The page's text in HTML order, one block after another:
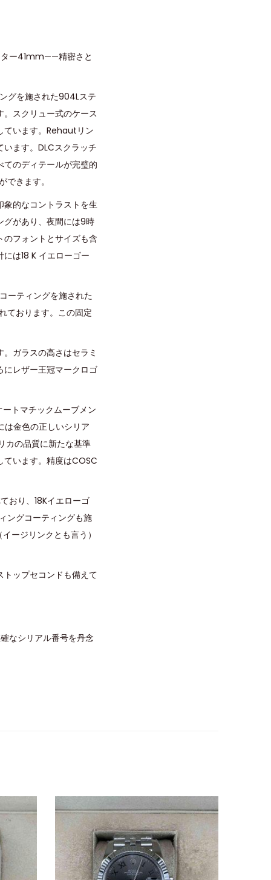
ター41mm——精密さと
グを施された904Lステ
スクリュー式のケース
ています。Rehautリン
います。DLCスクラッチ
のディテールが完璧的
きます。
象的なコントラストを生
グがあり、夜間には9時
フォントとサイズも含
は18 K イエローゴー
ーティングを施された
ております。この固定
ガラスの高さはセラミ
にレザー王冠マークロゴ
トマチックムーブメン
は金色の正しいシリア
カの品質に新たな基準
ています。精度はCOSC
おり、18Kイエローゴ
ングコーティングも施
ージリンクとも言う）
ップセコンドも備えて
なシリアル番号を丹念